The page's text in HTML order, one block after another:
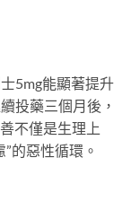
5mg能顯著提升
投藥三個月後，
不僅是生理上
”的惡性循環。